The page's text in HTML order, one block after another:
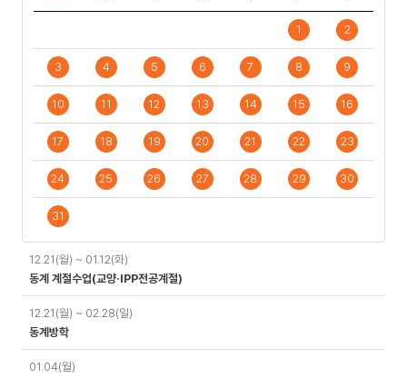
1 2
3 4 5 6 7 8 9
10 11 12 13 14 15 16
17 18 19 20 21 22 23
24 25 26 27 28 29 30
31
정
12.21(월) ~ 01.12(화)
동계 계절수업(교양·IPP전공계절)
12.21(월) ~ 02.28(일)
동계방학
01.04(월)